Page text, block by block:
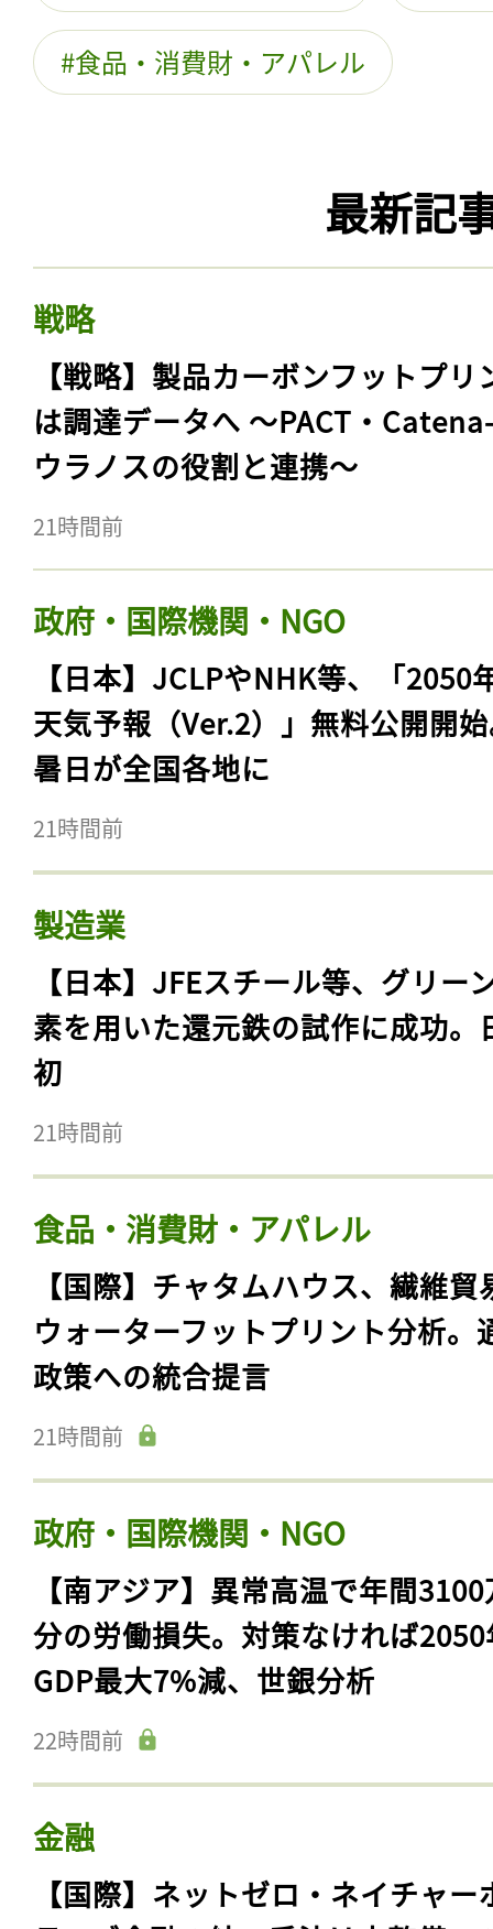
食品・消費財・アパレル
最新記
戦略
【戦略】製品カーボンフットプリ
は調達データへ 〜PACT・
ウラノスの役割と連携〜
21時間前
政府・国際機関・NGO
【日本】JCLPやNHK等、「2050
天気予報（Ver.2）」無料公開開
暑日が全国各地に
21時間前
製造業
【日本】JFEスチール等、グリー
素を用いた還元鉄の試作に成功。
初
21時間前
食品・消費財・アパレル
【国際】チャタムハウス、繊維貿
ウォーターフットプリント分析。
政策への統合提言
21時間前
政府・国際機関・NGO
【南アジア】異常高温で年間
分の労働損失。対策なければ
GDP最大7%減、世銀分析
22時間前
金融
【国際】ネットゼロ・ネイチャー